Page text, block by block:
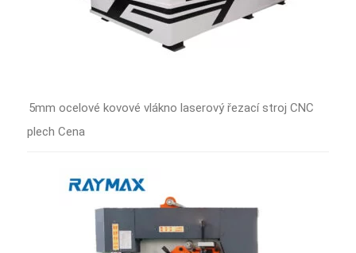
5mm ocelové kovové vlákno laserový řezací stroj CNC
plech Cena